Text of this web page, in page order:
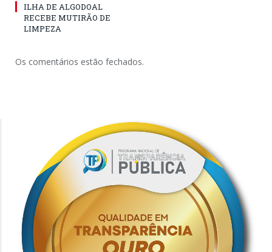
ILHA DE ALGODOAL
RECEBE MUTIRÃO DE
LIMPEZA
Os comentários estão fechados.